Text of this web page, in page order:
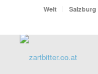
Welt Salzburg